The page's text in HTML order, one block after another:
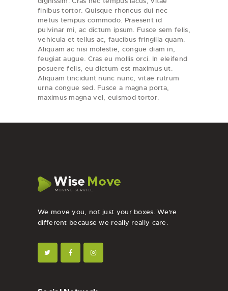
finibus tortor. Quisque rhoncus dui nec
metus tempus commodo. Praesent id
pulvinar mi, ac dictum ipsum. Fusce sem felis,
vehicula et tellus ac, faucibus fringilla quam.
Aliquam ac nisi molestie, congue diam in,
feugiat augue. Cras eu mollis orci. In eleifend
posuere felis, eu dictum est maximus ut.
Aliquam tincidunt nunc nunc, vitae rutrum
urna congue sed. Fusce a magna porta,
maximus magna vel, euismod tortor.
We move you, not just your boxes. We're
different because we really really care.